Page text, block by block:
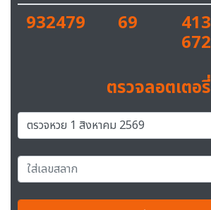
932479 69 413
672
ตรวจลอตเตอรี่